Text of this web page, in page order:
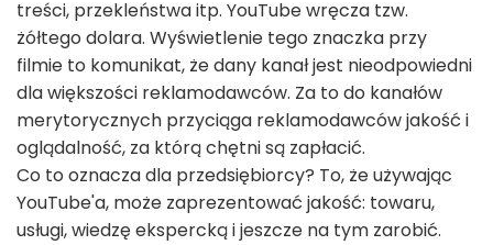
treści, przekleństwa itp. YouTube wręcza tzw.
żółtego dolara. Wyświetlenie tego znaczka przy
filmie to komunikat, że dany kanał jest nieodpowiedni
dla większości reklamodawców. Za to do kanałów
merytorycznych przyciąga reklamodawców jakość i
oglądalność, za którą chętni są zapłacić.
Co to oznacza dla przedsiębiorcy? To, że używając
YouTube'a, może zaprezentować jakość: towaru,
usługi, wiedzę ekspercką i jeszcze na tym zarobić.